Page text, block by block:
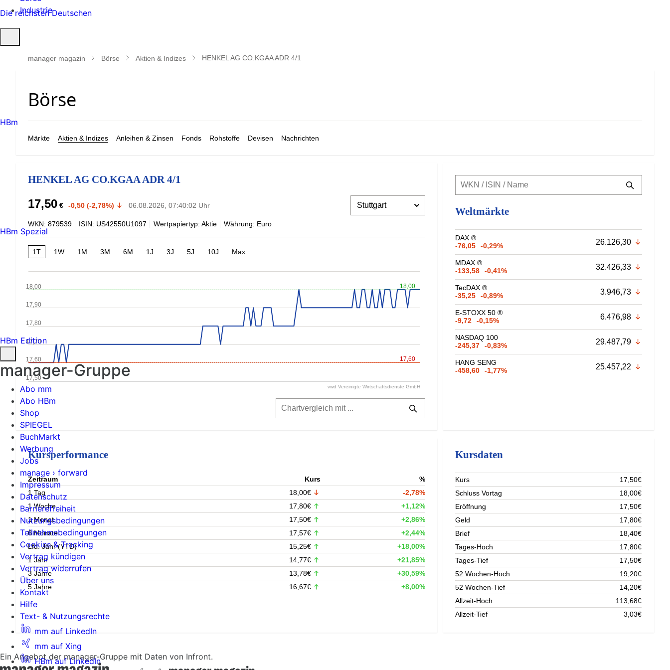
Industrie
öffnen
manager magazin Börse Aktien & Indizes HENKEL AG CO.KGAA ADR 4/1
Märkte Aktien & Indizes Anleihen & Zinsen Fonds Rohstoffe Devisen Nachrichten
HENKEL AG CO.KGAA ADR 4/1
17,50 € -0,50 (-2,78%) 06.08.2026, 07:40:02 Uhr
WKN: 879539 ISIN: US42550U1097 Wertpapiertyp: Aktie Währung: Euro
1T 1W 1M 3M 6M 1J 3J 5J 10J Max
18,00
17,60
17,60
17,80
18,00
17,50
17,70
17,90
vwd Vereinigte Wirtschaftsdienste GmbH
Weltmärkte
DAX ®
-76,05
-0,29% 26.126,30
MDAX ®
-133,58
-0,41% 32.426,33
TecDAX ®
-35,25
-0,89% 3.946,73
E-STOXX 50 ®
-9,72
-0,15% 6.476,98
NASDAQ 100
-245,37
-0,83% 29.487,79
HANG SENG
-458,60
-1,77% 25.457,22
Kursperformance
Zeitraum Kurs
%
1 Tag
18,00€
-2,78%
1 Woche
17,80€
+1,12%
1 Monat
17,50€
+2,86%
6 Monate
17,57€
+2,44%
Lfd. Jahr (YTD)
15,25€
+18,00%
1 Jahr
14,77€
+21,85%
3 Jahre
13,78€
+30,59%
5 Jahre
16,67€ +8,00%
Kursdaten
Kurs
17,50€
Schluss Vortag
18,00€
Eröffnung
17,50€
Geld
17,80€
Brief
18,40€
Tages-Hoch
17,80€
Tages-Tief
17,50€
52 Wochen-Hoch
19,20€
52 Wochen-Tief
14,20€
Allzeit-Hoch
113,68€
Allzeit-Tief
3,03€
Ein Angebot der manager-Gruppe mit Daten von Infront.
Die reichsten Deutschen
HBm
HBm Spezial
HBm Edition
manager-Gruppe
Abo mm
Abo HBm
Shop
SPIEGEL
BuchMarkt
Werbung
Jobs
manage › forward
Impressum
Datenschutz
Barrierefreiheit
Nutzungsbedingungen
Teilnahmebedingungen
Cookies & Tracking
Vertrag kündigen
Vertrag widerrufen
Über uns
Kontakt
Hilfe
Text- & Nutzungsrechte
mm auf LinkedIn
mm auf Xing
HBm auf LinkedIn